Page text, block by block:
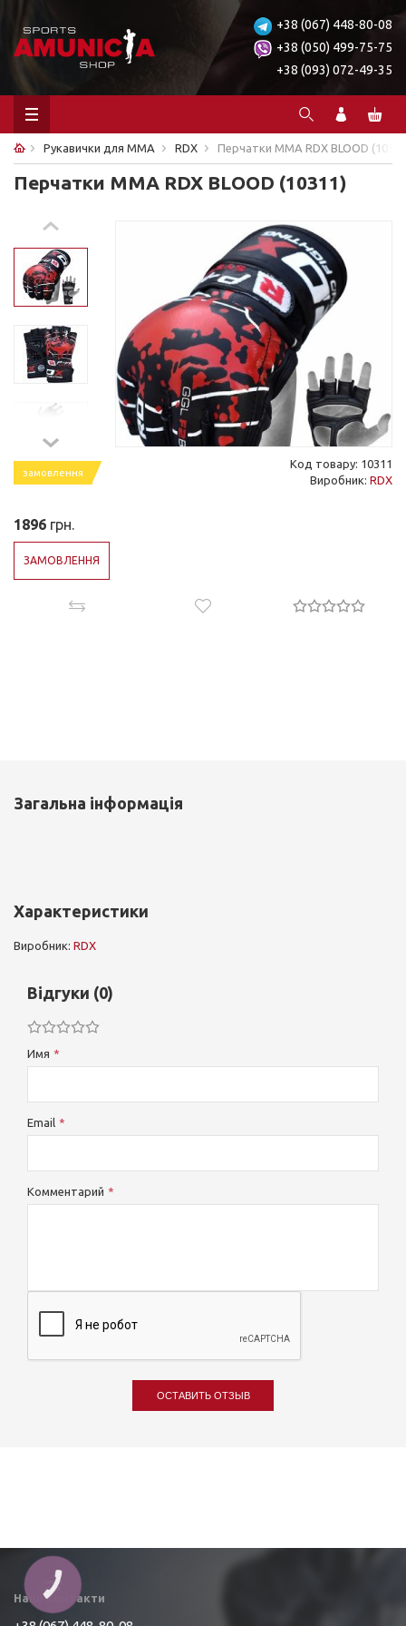
+38 (067) 448-80-08
+38 (050) 499-75-75
+38 (093) 072-49-35
Рукавички для ММА RDX Перчатки ММА RDX BLOOD
Перчатки ММА RDX BLOOD (10311)
замовлення
Код товару: 10311
Виробник: RDX
1896 грн.
ЗАМОВЛЕННЯ
Загальна інформація
Характеристики
Виробник: RDX
Відгуки (0)
Имя
Email
Комментарий
ОСТАВИТЬ ОТЗЫВ
Наші контакти
КНОПКА
ЗВ'ЯЗКУ